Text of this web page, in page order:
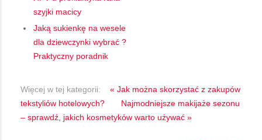
szyjki macicy
Jaką sukienkę na wesele
dla dziewczynki wybrać ?
Praktyczny poradnik
Więcej w tej kategorii:
« Jak można skorzystać z zakupów
tekstyliów hotelowych?
Najmodniejsze makijaże sezonu
– sprawdź, jakich kosmetyków warto używać »